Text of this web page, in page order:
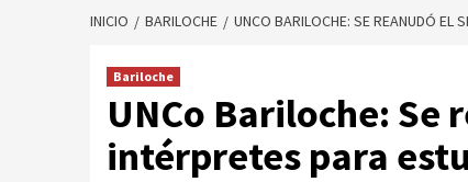
INICIO BARILOCHE UNCO BARILOCHE: SE REANUDÓ EL
Bariloche
UNCo Bariloche: Se
intérpretes para